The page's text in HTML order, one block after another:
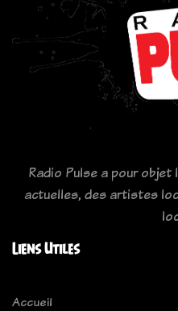
Radio Pulse a pour
actuelles, des artistes
Liens Utiles
Accueil